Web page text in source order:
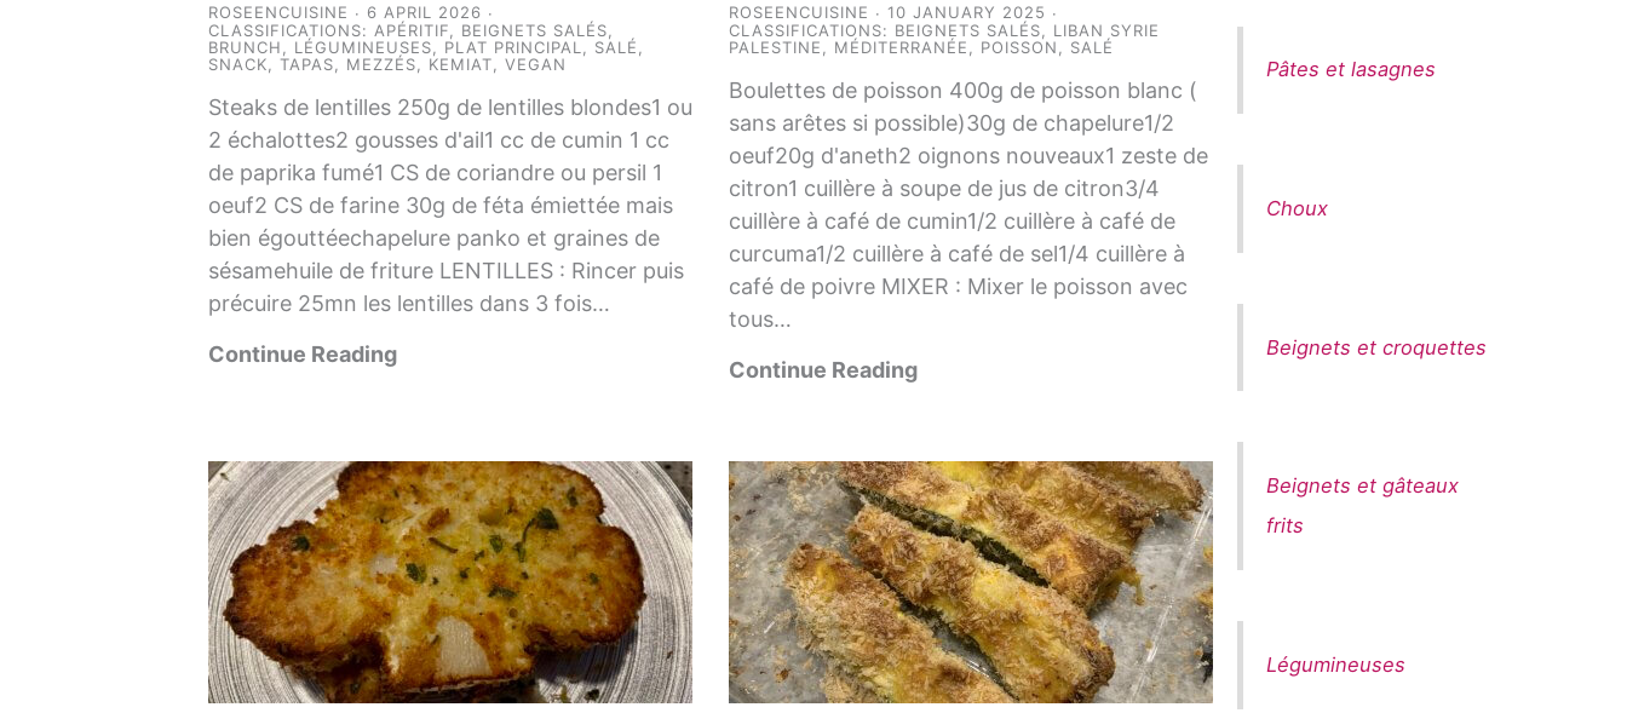
ROSEENCUISINE
6 APRIL 2026
CLASSIFICATIONS: APÉRITIF BEIGNETS SALÉS
BRUNCH
LÉGUMINEUSES PLAT PRINCIPAL SALÉ
SNACK ,TAPAS, MEZZÉS, KEMIAT ,VEGAN
Steaks de lentilles 250g de lentilles blondes1 ou
2 échalottes2 gousses d'ail1 cc de cumin 1 cc
de paprika fumé1 CS de coriandre ou persil 1
oeuf2 CS de farine 30g de féta émiettée mais
bien égouttéechapelure panko et graines de
sésamehuile de friture LENTILLES : Rincer puis
précuire 25mn les lentilles dans 3 fois…
Continue Reading
ROSEENCUISINE
10 JANUARY 2025
CLASSIFICATIONS: BEIGNETS SALÉS
LIBAN SYRIE
PALESTINE
MÉDITERRANÉE POISSON SALÉ
Boulettes de poisson 400g de poisson blanc (
sans arêtes si possible)30g de chapelure1/2
oeuf20g d'aneth2 oignons nouveaux1 zeste de
citron1 cuillère à soupe de jus de citron3/4
cuillère à café de cumin1/2 cuillère à café de
curcuma1/2 cuillère à café de sel1/4 cuillère à
café de poivre MIXER : Mixer le poisson avec
tous…
Continue Reading
Pâtes et lasagnes
Choux
Beignets et croquettes
Beignets et gâteaux
frits
Légumineuses